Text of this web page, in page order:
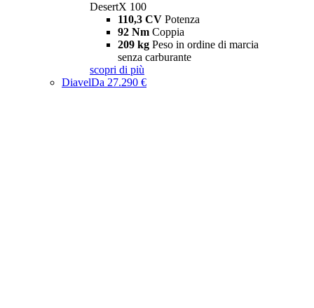
DesertX 100
110,3 CV Potenza
92 Nm Coppia
209 kg Peso in ordine di marcia
senza carburante
scopri di più
DiavelDa 27.290 €